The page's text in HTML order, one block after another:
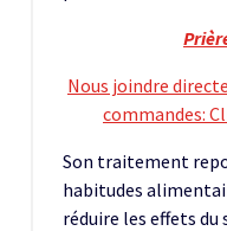
Nous joindre
commandes:
Son traitement
habitudes
réduire les effets